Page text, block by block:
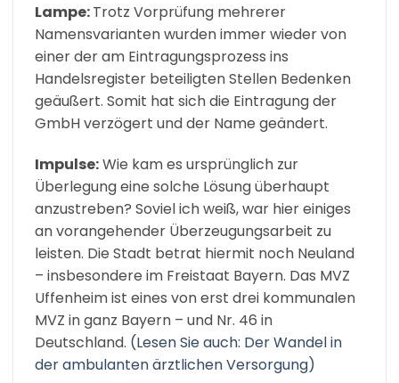
Lampe:Trotz Vorprüfung mehrerer
Namensvarianten wurden immer wieder von
einer der am Eintragungsprozess ins
Handelsregister beteiligten Stellen Bedenken
geäußert. Somit hat sich die Eintragung der
GmbH verzögert und der Name geändert.
Impulse:Wie kam es ursprünglich zur
Überlegung eine solche Lösung überhaupt
anzustreben? Soviel ich weiß, war hier einiges
an vorangehender Überzeugungsarbeit zu
leisten. Die Stadt betrat hiermit noch Neuland
– insbesondere im Freistaat Bayern. Das MVZ
Uffenheim ist eines von erst drei kommunalen
MVZ in ganz Bayern – und Nr. 46 in
Deutschland. (Lesen Sie auch: Der Wandel in
der ambulanten ärztlichen Versorgung)